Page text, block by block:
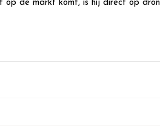
de markt komt, is hij direct op